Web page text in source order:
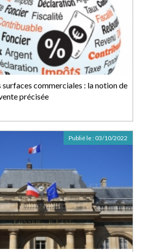
surfaces commerciales : la notion de
précisée
Publié le : 03/10/2022